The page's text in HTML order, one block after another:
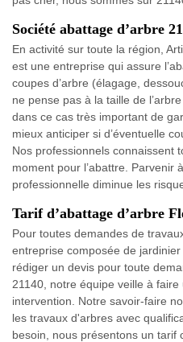
Société abattage d’arbre
En activité sur toute la région,
est une entreprise qui assure
coupes d’arbre (élagage,
ne pense pas à la taille de
dans ce cas très important de
mieux anticiper si d’éventuelle
Nos professionnels connaissent
moment pour l’abattre. Parvenir
professionnelle diminue les
Tarif d’abattage d’arbre
Pour toutes demandes de
entreprise composée de
rédiger un devis pour toute
21140, notre équipe veille à
intervention. Notre savoir-faire
les travaux d'arbres avec
besoin, nous présentons un tarif